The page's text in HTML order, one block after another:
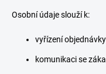
Osobní údaje slouží k:
vyřízení
komunikaci se